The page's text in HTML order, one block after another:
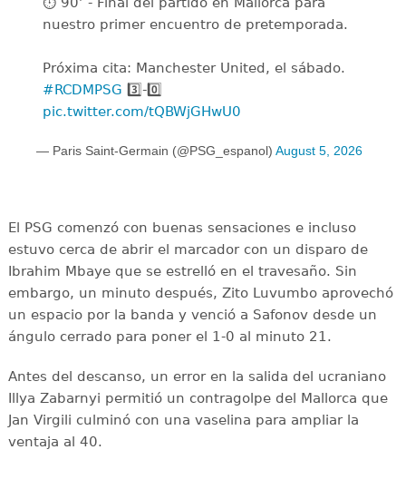
nuestro primer encuentro de pretemporada.
Próxima cita: Manchester United, el sábado.
#RCDMPSG 3️⃣-0️⃣
pic.twitter.com/tQBWjGHwU0
— Paris Saint-Germain (@PSG_espanol) August 5, 2026
El PSG comenzó con buenas sensaciones e incluso
estuvo cerca de abrir el marcador con un disparo de
Ibrahim Mbaye que se estrelló en el travesaño. Sin
embargo, un minuto después, Zito Luvumbo aprovechó
un espacio por la banda y venció a Safonov desde un
ángulo cerrado para poner el 1-0 al minuto 21.
Antes del descanso, un error en la salida del ucraniano
Illya Zabarnyi permitió un contragolpe del Mallorca que
Jan Virgili culminó con una vaselina para ampliar la
ventaja al 40.